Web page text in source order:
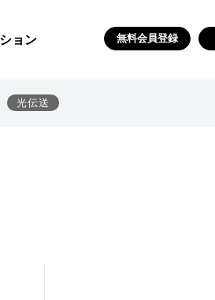
ョン 無料会員登録
光伝送